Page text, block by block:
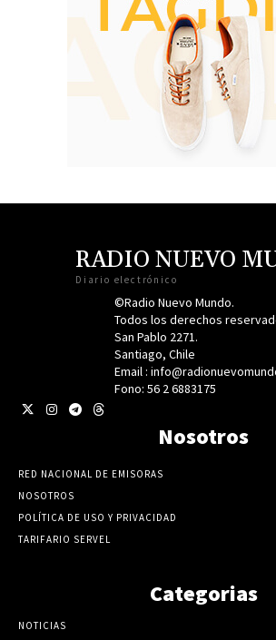
RADIO NUEVO
Diario electrónico
©Radio Nuevo Mundo.
Todos los derechos
San Pablo 2271.
Santiago, Chile
Email :
Fono: 56 2 6883175
Nosotros
RED NACIONAL DE EMISORAS
NOSOTROS
POLÍTICA DE USO Y PRIVACIDAD
TARIFARIO SERVEL
Categorias
NOTICIAS